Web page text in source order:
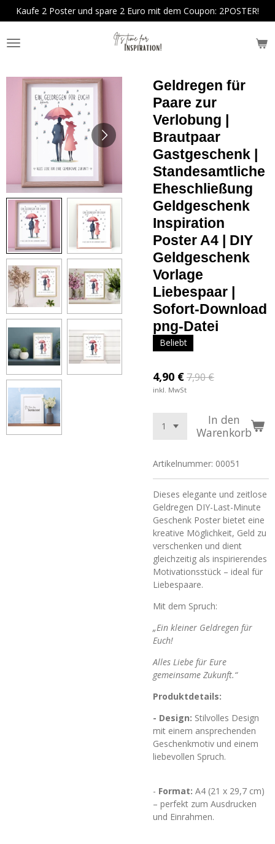
Zum
Hauptinhalt
springen
Kaufe 2 Poster und spare 2 Euro mit dem Coupon: 2POSTER!
Geldregen für
Paare zur
Verlobung |
Brautpaar
Gastgeschenk |
Standesamtliche
Eheschließung
Geldgeschenk
Inspiration
Poster A4 | DIY
Geldgeschenk
Vorlage
Liebespaar |
Sofort-Download
png-Datei
Beliebt
4,90 €7,90 €
inkl. MwSt
In den
Warenkorb
Artikelnummer: 00051
Dieses elegante und zeitlose
Geldregen DIY-Last-Minute
Geschenk Poster bietet eine
kreative Möglichkeit, Geld zu
verschenken und dient
gleichzeitig als inspirierendes
Motivationsstück – ideal für
Liebespaare.
Mit dem Spruch:
„Ein kleiner Geldregen für
Euch!
Alles Liebe für Eure
gemeinsame Zukunft.“
Produktdetails:
- Design: Stilvolles Design
mit einem ansprechenden
Geschenkmotiv und einem
liebevollen Spruch.
- Format: A4 (21 x 29,7 cm)
– perfekt zum Ausdrucken
und Einrahmen.